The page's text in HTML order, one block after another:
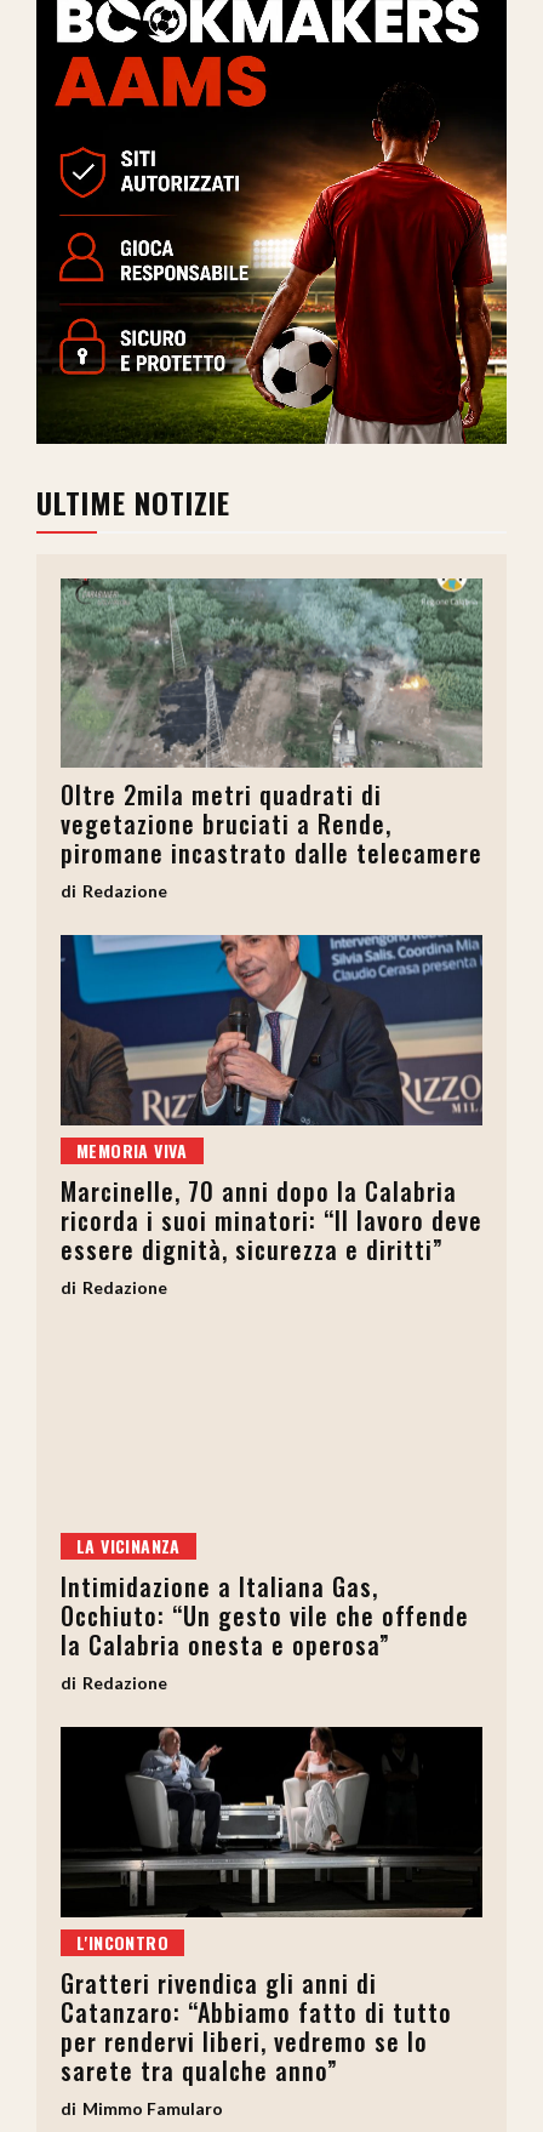
ULTIME NOTIZIE
Oltre 2mila metri quadrati di
vegetazione bruciati a Rende,
piromane incastrato dalle telecamere
Redazione
MEMORIA VIVA
Marcinelle, 70 anni dopo la Calabria
ricorda i suoi minatori: “Il lavoro deve
essere dignità, sicurezza e diritti”
Redazione
LA VICINANZA
Intimidazione a Italiana Gas,
Occhiuto: “Un gesto vile che offende
la Calabria onesta e operosa”
Redazione
L'INCONTRO
Gratteri rivendica gli anni di
Catanzaro: “Abbiamo fatto di tutto
per rendervi liberi, vedremo se lo
sarete tra qualche anno”
Mimmo Famularo